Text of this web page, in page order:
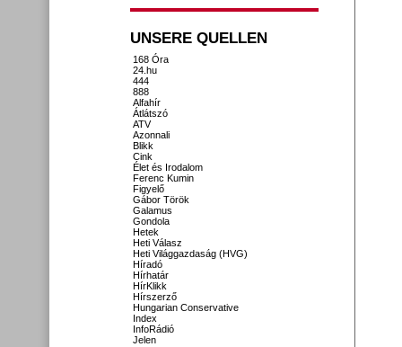
UNSERE QUELLEN
168 Óra
24.hu
444
888
Alfahír
Átlátszó
ATV
Azonnali
Blikk
Cink
Élet és Irodalom
Ferenc Kumin
Figyelő
Gábor Török
Galamus
Gondola
Hetek
Heti Válasz
Heti Világgazdaság (HVG)
Híradó
Hírhatár
HírKlikk
Hírszerző
Hungarian Conservative
Index
InfoRádió
Jelen